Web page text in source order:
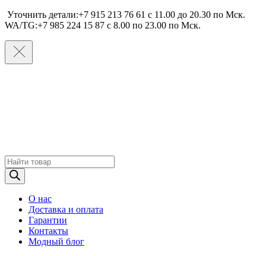
Уточнить детали:+7 915 213 76 61 c 11.00 до 20.30 по Мcк.
WA/TG:+7 985 224 15 87 c 8.00 по 23.00 по Мcк.
Поиск
товаров
О нас
Доставка и оплата
Гарантии
Контакты
Модный блог